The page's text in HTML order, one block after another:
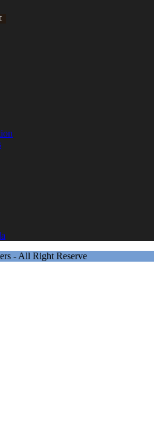
- All Right Reserve